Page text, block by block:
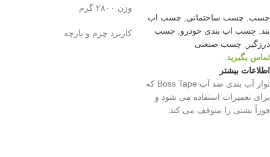
چسب چسب ساختمانی
چسب اب
بند
چسب اب بندی خودرو
چسب
درزگیر
چسب صنعتی
تماس بگیرید
اطلاعات بیشتر
نوار آب بندی ضد آب Boss Tape که
برای تعمیرات استفاده می شود و
فوراً نشتی را متوقف می کند.
وزن ۲۸۰۰ گرم
کاربرد چرم و پارچه